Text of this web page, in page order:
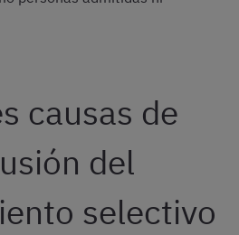
causas de
del
selectivo